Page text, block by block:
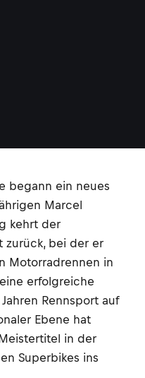
begann ein neues
Marcel
kehrt der
zurück, bei der er
Motorradrennen in
erfolgreiche
Rennsport auf
Ebene hat
in der
Superbikes ins